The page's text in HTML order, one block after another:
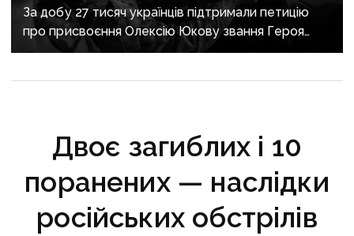
За добу 27 тисяч українців підтримали петицію
про присвоєння Олексію Юкову звання Героя
України посмертно
Двоє загиблих і 10
поранених — наслідки
російських обстрілів